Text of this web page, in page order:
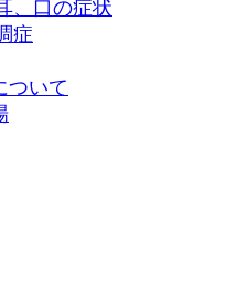
、口の症状
症
ついて